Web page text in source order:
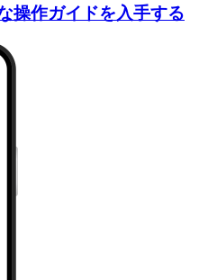
操作ガイドを入手する